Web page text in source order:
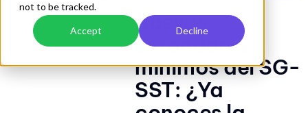
not to be tracked.
Accept Decline
Nuevos
estándares
mínimos del SG-
SST: ¿Ya